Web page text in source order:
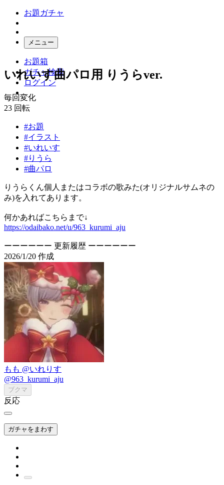
お題ガチャ
メニュー
お題箱
ガチャ検索
ログイン
いれいす曲パロ用 りうらver.
毎回変化
23 回転
#お題
#イラスト
#いれいす
#りうら
#曲パロ
りうらくん個人またはコラボの歌みた(オリジナルサムネの
み)を入れてあります。
何かあればこちらまで↓
https://odaibako.net/u/963_kurumi_aju
ーーーーーー 更新履歴 ーーーーーー
2026/1/20 作成
もも @いれりす
@963_kurumi_aju
ブクマ
反応
ガチャをまわす